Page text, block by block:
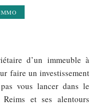
d’un immeuble à
faire un investissement
vous lancer dans le
et ses alentours